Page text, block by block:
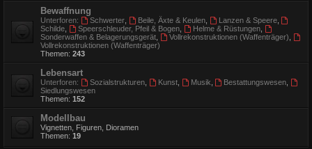
Bewaffnung
Unterforen: Schwerter, Beile, Äxte & Keulen, Lanzen & Speere,
Schilde
Speerschleuder, Pfeil & Bogen, Helme & Rüstungen,
Sonderwaffen & Belagerungsgerät
Vollrekonstruktionen (Waffenträger)
Vollrekonstruktionen (Waffenträger)
Themen: 243
Lebensart
Unterforen: Sozialstrukturen, Kunst, Musik Bestattungswesen
Siedlungswesen
Themen: 152
Modellbau
Vignetten, Figuren, Dioramen
Themen: 19